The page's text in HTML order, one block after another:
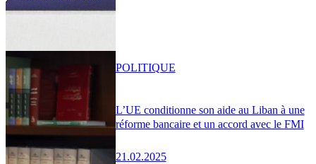
L’UE conditionne son aide au Liban à une
réforme bancaire et un accord avec le FMI
21.02.2025
POLITIQUE